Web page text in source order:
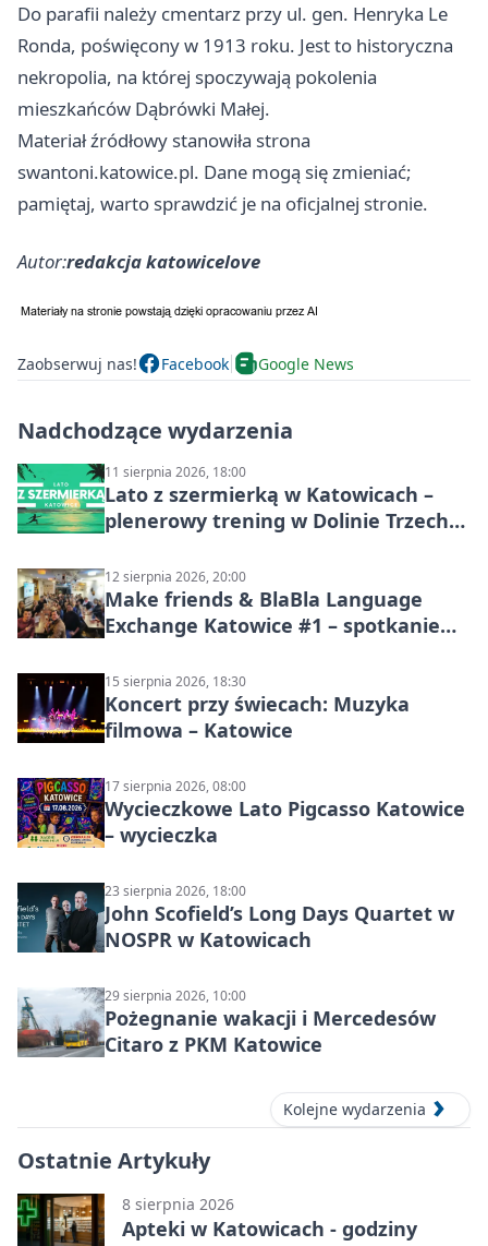
Do parafii należy cmentarz przy ul. gen. Henryka Le
Ronda, poświęcony w 1913 roku. Jest to historyczna
nekropolia, na której spoczywają pokolenia
mieszkańców Dąbrówki Małej.
Materiał źródłowy stanowiła strona
swantoni.katowice.pl. Dane mogą się zmieniać;
pamiętaj, warto sprawdzić je na oficjalnej stronie.
Autor:redakcja katowicelove
Zaobserwuj nas! Facebook Google News
Nadchodzące wydarzenia
11 sierpnia 2026, 18:00
Lato z szermierką w Katowicach –
plenerowy trening w Dolinie Trzech
12 sierpnia 2026, 20:00
Make friends & BlaBla Language
Exchange Katowice #1 – spotkanie
15 sierpnia 2026, 18:30
Koncert przy świecach: Muzyka
filmowa – Katowice
17 sierpnia 2026, 08:00
Wycieczkowe Lato Pigcasso Katowice
– wycieczka
23 sierpnia 2026, 18:00
John Scofield’s Long Days Quartet w
NOSPR w Katowicach
29 sierpnia 2026, 10:00
Pożegnanie wakacji i Mercedesów
Citaro z PKM Katowice
Kolejne wydarzenia
Ostatnie Artykuły
8 sierpnia 2026
Apteki w Katowicach - godziny